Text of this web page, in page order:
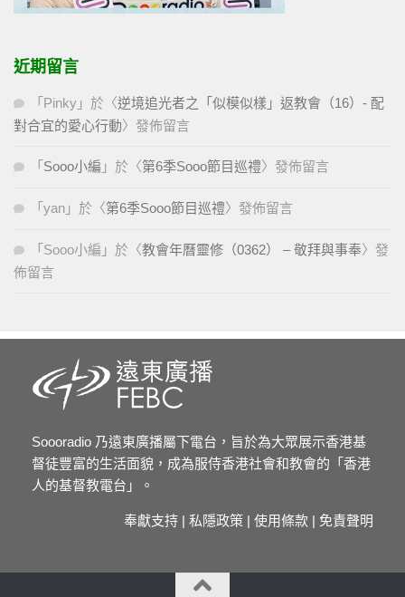
近期留言
「 Pinky 」於〈逆境追光者之「似模似樣」返教會（16）- 配
對合宜的愛心行動〉發佈留言
「 Sooo小編 」於〈第6季Sooo節目巡禮〉發佈留言
「 yan 」於〈第6季Sooo節目巡禮〉發佈留言
「 Sooo小編 」於〈教會年曆靈修（0362） – 敬拜與事奉〉發
佈留言
Soooradio 乃遠東廣播屬下電台，旨於為大眾展示香港基
督徒豐富的生活面貌，成為服侍香港社會和教會的「香港
人的基督教電台」。
奉獻支持 | 私隱政策 | 使用條款 | 免責聲明